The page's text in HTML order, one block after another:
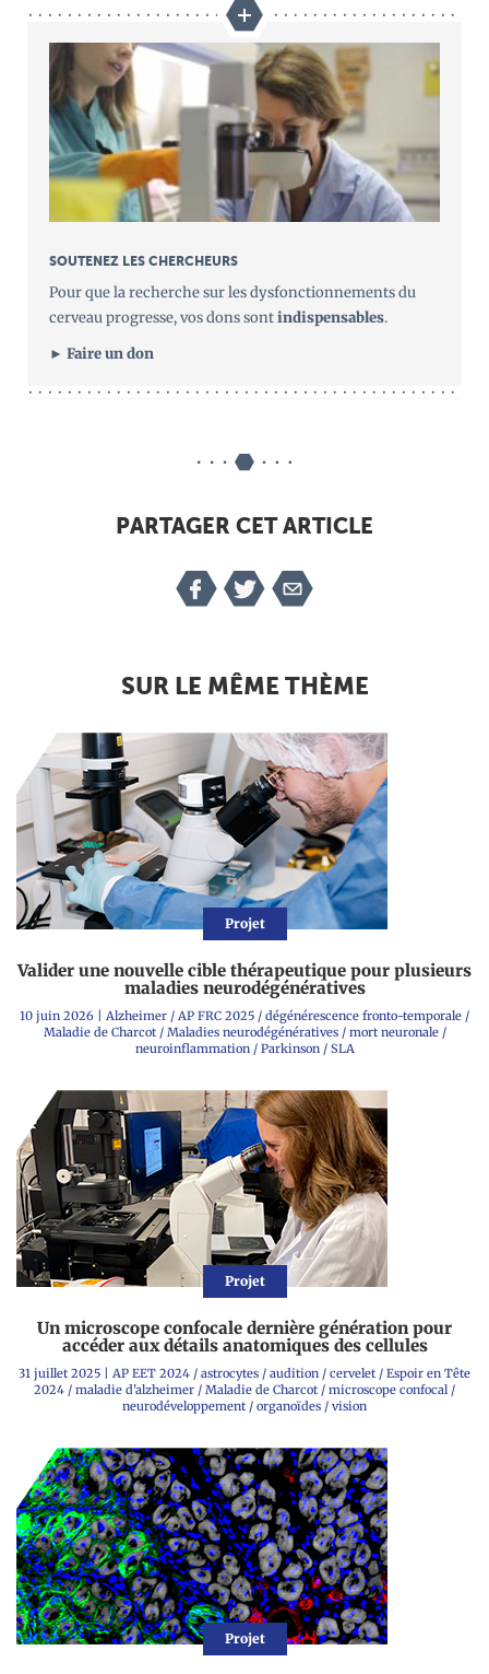
SOUTENEZ LES CHERCHEURS
Pour que la recherche sur les dysfonctionnements du
cerveau progresse, vos dons sontindispensables.
► Faire un don
PARTAGER CET ARTICLE
SUR LE MÊME THÈME
Projet
Valider une nouvelle cible thérapeutique pour plusieurs
maladies neurodégénératives
10 juin 2026 Alzheimer / AP FRC 2025 / dégénérescence fronto-temporale /
Maladie de Charcot/ Maladies neurodégénératives/ mort neuronale/
neuroinflammation/ Parkinson/ SLA
Projet
Un microscope confocale dernière génération pour
accéder aux détails anatomiques des cellules
31 juillet 2025 AP EET 2024 / astrocytes / audition / cervelet / Espoir en Tête
2024 / maladie d'alzheimer / Maladie de Charcot / microscope confocal/
neurodéveloppement / organoïdes / vision
Projet